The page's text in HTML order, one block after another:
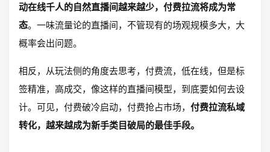
动在线千人的自然直播间越来越少，付费拉流将成为常
态。一味流量论的直播间，不管现有的场观规模多大，大
概率会出问题。
相反，从玩法侧的角度去思考，付费流，低在线，但是标
签精准，高成交，像这样的直播间模型，到底要如何去设
计。可见，付费破冷启动，付费抢占市场， 付费拉流私域
转化，越来越成为新手类目破局的最佳手段。